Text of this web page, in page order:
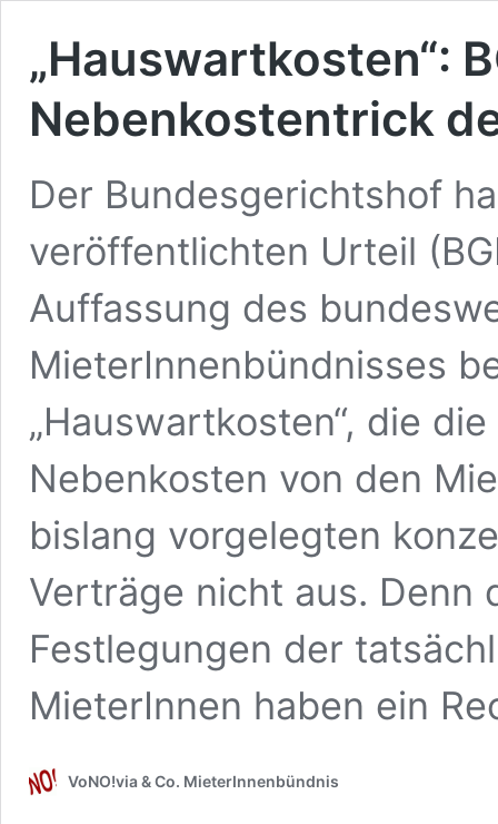
„Hauswartkosten“:
Nebenkostentrick
Der Bundesgerichtshof
veröffentlichten Urteil
Auffassung des
MieterInnenbündnisses
„Hauswartkosten“, die
Nebenkosten von den
bislang vorgelegten
Verträge nicht aus. Denn
Festlegungen der
MieterInnen haben ein
VoNO!via & Co. MieterInnenbündnis